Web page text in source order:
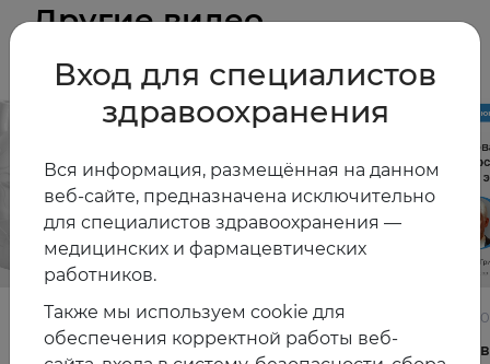
Другие видео
22.06.2026
Постменопауза на приёме: алгоритмы для
Вход для специалистов
здравоохранения
Вся информация, размещённая на данном
веб-сайте, предназначена исключительно
для специалистов здравоохранения —
медицинских и фармацевтических
работников.
Также мы используем cookie для
обеспечения корректной работы веб-